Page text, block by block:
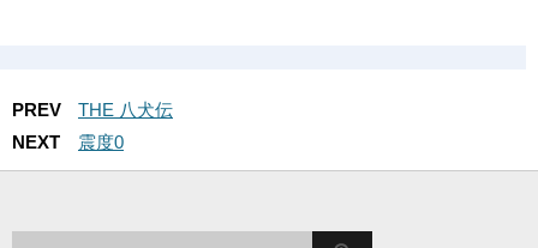
PREV
THE 八犬伝
NEXT
震度0